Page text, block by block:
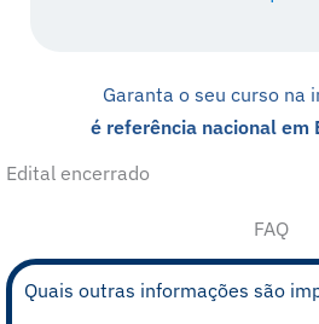
Garanta o seu curso na
é referência nacional em
Edital encerrado
FAQ
Quais outras informações são